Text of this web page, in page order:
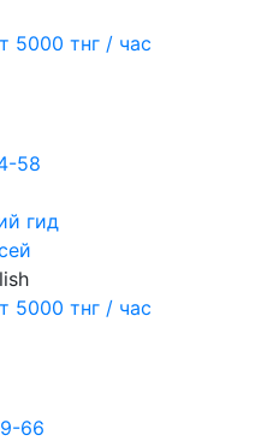
5000 тнг / час
58
гид
5000 тнг / час
66